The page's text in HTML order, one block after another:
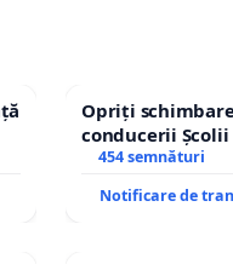
Opriți
conducerii Școlii
454 semnături
Notificare de